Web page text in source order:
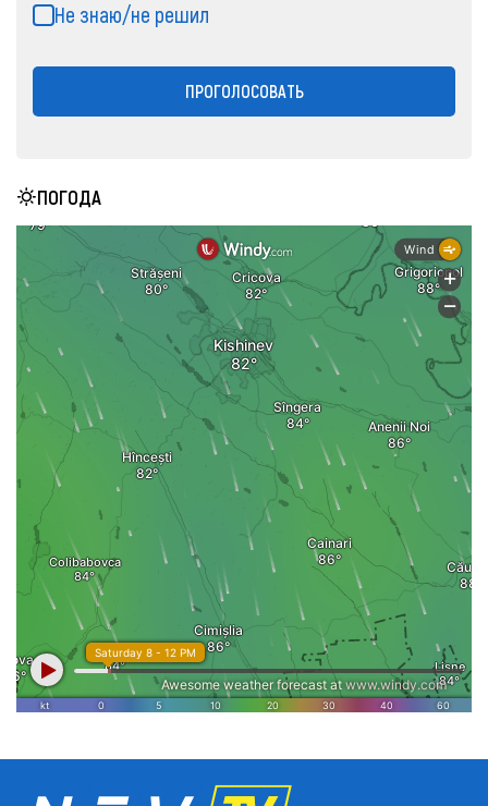
Не знаю/не решил
ПРОГОЛОСОВАТЬ
ПОГОДА